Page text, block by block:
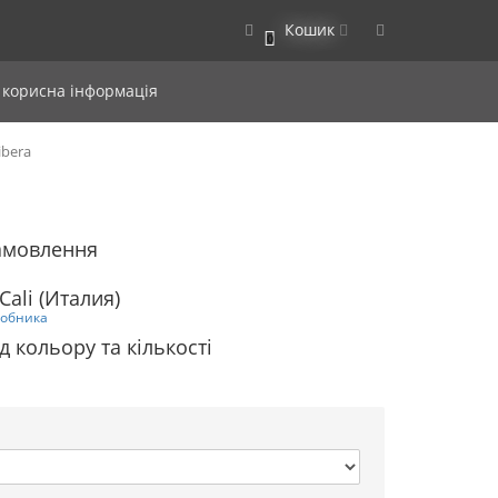
0 Кошик
інформація
(Италия)
кольору та кількості